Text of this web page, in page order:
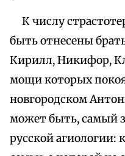
К числу
быть отнесены
Кирилл, Никифор,
мощи которых
новгородском
может быть, самый
русской агиологии: